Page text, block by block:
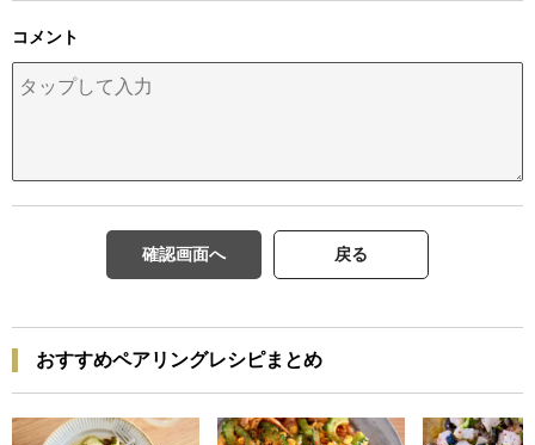
コメント
確認画面へ 戻る
おすすめペアリングレシピまとめ